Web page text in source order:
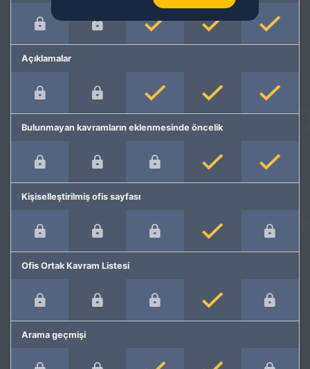
Açıklamalar
Bulunmayan kavramların eklenmesinde öncelik
Kişiselleştirilmiş ofis sayfası
Ofis Ortak Kavram Listesi
Arama geçmişi